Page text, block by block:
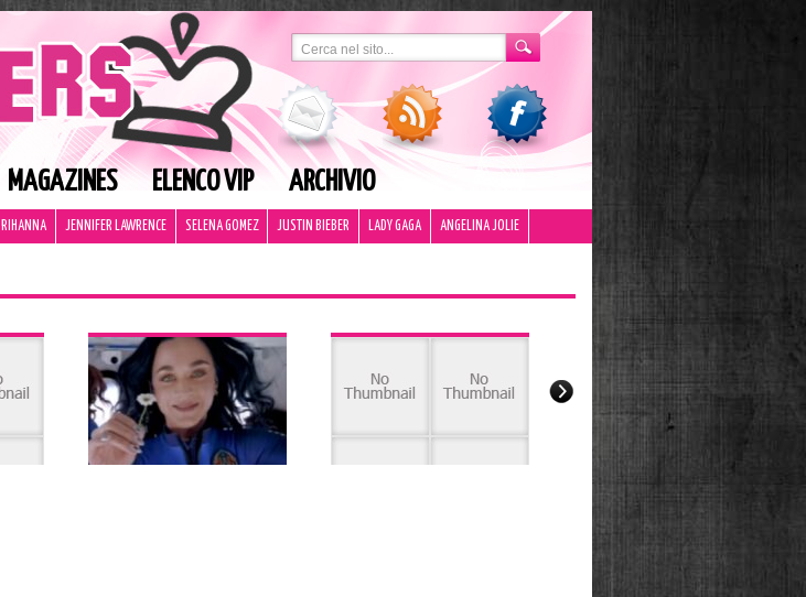
MAGAZINES ELENCO VIP ARCHIVIO
RIHANNA JENNIFER LAWRENCE SELENA GOMEZ JUSTIN BIEBER LADY GAGA ANGELINA JOLIE